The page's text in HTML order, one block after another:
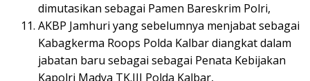
dimutasikan sebagai Pamen Bareskrim Polri,
AKBP Jamhuri yang sebelumnya menjabat sebagai
Kabagkerma Roops Polda Kalbar diangkat dalam
jabatan baru sebagai sebagai Penata Kebijakan
Kapolri Madya TK.III Polda Kalbar,